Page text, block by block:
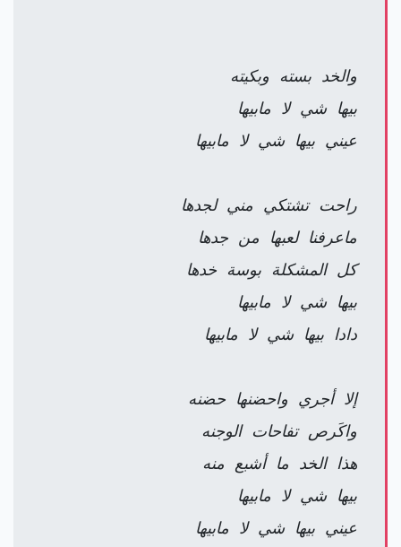
والخد بسته وبكيته
بيها شي لا مابيها
عيني بيها شي لا مابيها
راحت تشتكي مني لجدها
ماعرفنا لعبها من جدها
كل المشكلة بوسة خدها
بيها شي لا مابيها
دادا بيها شي لا مابيها
إلا أجري واحضنها حضنه
واكَرص تفاحات الوجنه
هذا الخد ما أشبع منه
بيها شي لا مابيها
عيني بيها شي لا مابيها